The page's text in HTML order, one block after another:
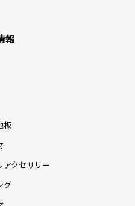
報
板
アクセサリー
グ